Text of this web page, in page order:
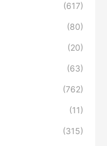
(617)
(80)
(20)
(63)
(762)
(11)
(315)